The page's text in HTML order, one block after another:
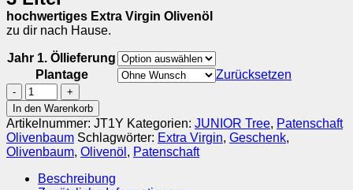
hochwertiges Extra Virgin Olivenöl
zu dir nach Hause.
Jahr 1. Öllieferung
Plantage
Zurücksetzen
JUNIOR
Tree
-
1
Jahr
Patenschaft
Menge
In den Warenkorb
Artikelnummer: JT1Y Kategorien: JUNIOR Tree, Patenschaft
Olivenbaum Schlagwörter: Extra Virgin, Geschenk,
Olivenbaum, Olivenöl , Patenschaft
Beschreibung